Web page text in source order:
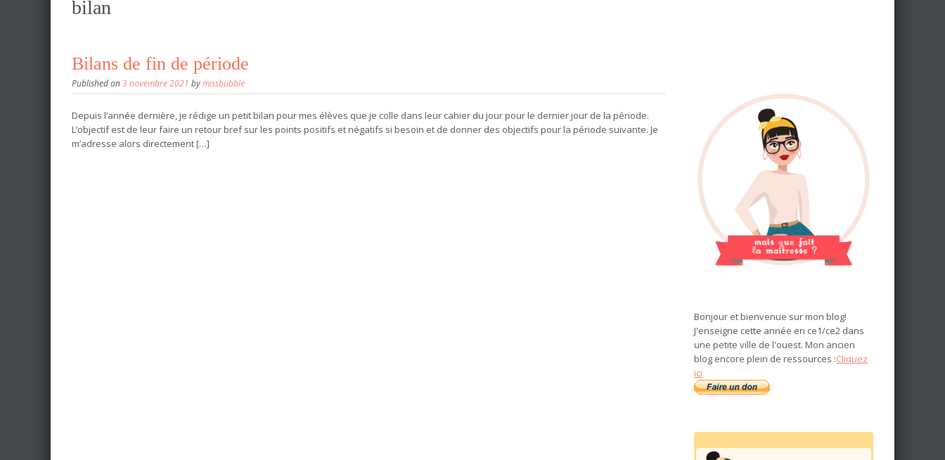
bilan
Bilans de fin de période
Published on3 novembre 2021 bymissbubble
Depuis l’année dernière, je rédige un petit bilan pour mes élèves que je colle dans leur cahier du jour pour le dernier jour de la période.
L’objectif est de leur faire un retour bref sur les points positifs et négatifs si besoin et de donner des objectifs pour la période suivante. Je
m’adresse alors directement […]
Bonjour et bienvenue sur mon blog!
J'enseigne cette année en ce1/ce2 dans
une petite ville de l'ouest. Mon ancien
blog encore plein de ressources :Cliquez
ici